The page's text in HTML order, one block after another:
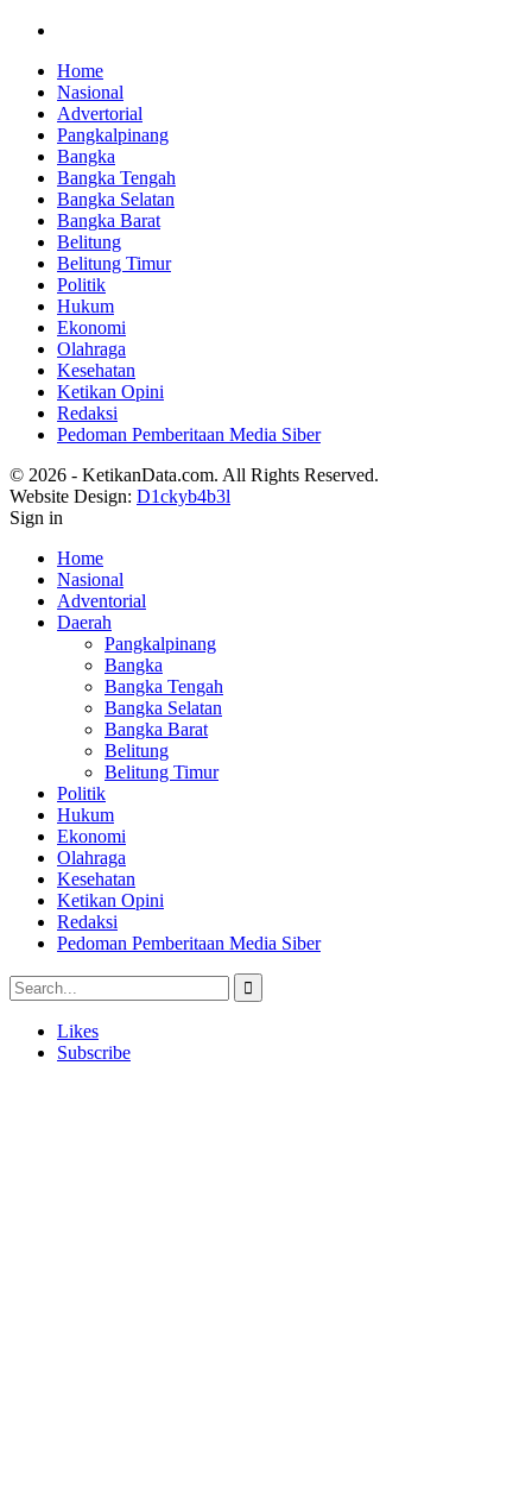
Home
Nasional
Advertorial
Pangkalpinang
Bangka
Bangka Tengah
Bangka Selatan
Bangka Barat
Belitung
Belitung Timur
Politik
Hukum
Ekonomi
Olahraga
Kesehatan
Ketikan Opini
Redaksi
Pedoman Pemberitaan Media Siber
© 2026 - KetikanData.com. All Rights Reserved.
Website Design: D1ckyb4b3l
Sign in
Home
Nasional
Adventorial
Daerah
Pangkalpinang
Bangka
Bangka Tengah
Bangka Selatan
Bangka Barat
Belitung
Belitung Timur
Politik
Hukum
Ekonomi
Olahraga
Kesehatan
Ketikan Opini
Redaksi
Pedoman Pemberitaan Media Siber
Likes
Subscribe